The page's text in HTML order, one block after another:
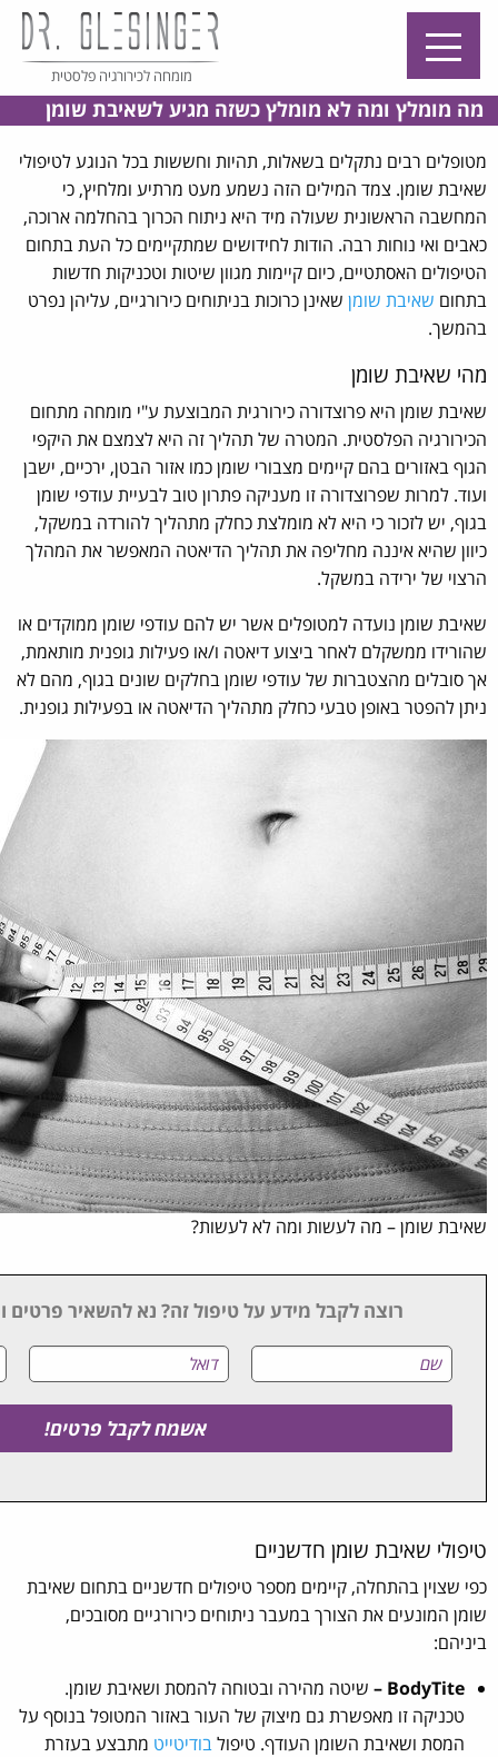
מומחה לכירורגיה פלסטית
מה מומלץ ומה לא מומלץ כשזה מגיע לשאיבת שומן
מטופלים רבים נתקלים בשאלות, תהיות וחששות בכל הנוגע לטיפולי
שאיבת שומן. צמד המילים הזה נשמע מעט מרתיע ומלחיץ, כי
המחשבה הראשונית שעולה מיד היא ניתוח הכרוך בהחלמה ארוכה,
כאבים ואי נוחות רבה. הודות לחידושים שמתקיימים כל העת בתחום
הטיפולים האסתטיים, כיום קיימות מגוון שיטות וטכניקות חדשות
בתחום שאיבת שומן שאינן כרוכות בניתוחים כירורגיים, עליהן נפרט
בהמשך.
מהי שאיבת שומן
שאיבת שומן היא פרוצדורה כירורגית המבוצעת ע"י מומחה מתחום
הכירורגיה הפלסטית. המטרה של תהליך זה היא לצמצם את היקפי
הגוף באזורים בהם קיימים מצבורי שומן כמו אזור הבטן, ירכיים, ישבן
ועוד. למרות שפרוצדורה זו מעניקה פתרון טוב לבעיית עודפי שומן
בגוף, יש לזכור כי היא לא מומלצת כחלק מתהליך להורדה במשקל,
כיוון שהיא איננה מחליפה את תהליך הדיאטה המאפשר את המהלך
הרצוי של ירידה במשקל.
שאיבת שומן נועדה למטופלים אשר יש להם עודפי שומן ממוקדים או
שהורידו ממשקלם לאחר ביצוע דיאטה ו/או פעילות גופנית מותאמת,
אך סובלים מהצטברות של עודפי שומן בחלקים שונים בגוף, מהם לא
ניתן להפטר באופן טבעי כחלק מתהליך הדיאטה או בפעילות גופנית.
שאיבת שומן – מה לעשות ומה לא לעשות?
רוצה לקבל מידע על טיפול זה? נא להשאיר פרטים
טיפולי שאיבת שומן חדשניים
כפי שצוין בהתחלה, קיימים מספר טיפולים חדשניים בתחום שאיבת
שומן המונעים את הצורך במעבר ניתוחים כירורגיים מסובכים,
ביניהם:
BodyTite –
שיטה מהירה ובטוחה להמסת ושאיבת שומן.
טכניקה זו מאפשרת גם מיצוק של העור באזור המטופל בנוסף על
המסת ושאיבת השומן העודף. טיפולבודיטייט מתבצע בעזרת